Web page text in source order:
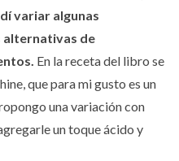
variar algunas
alternativas de
En la receta del libro se
que para mi gusto es un
una variación con
un toque ácido y